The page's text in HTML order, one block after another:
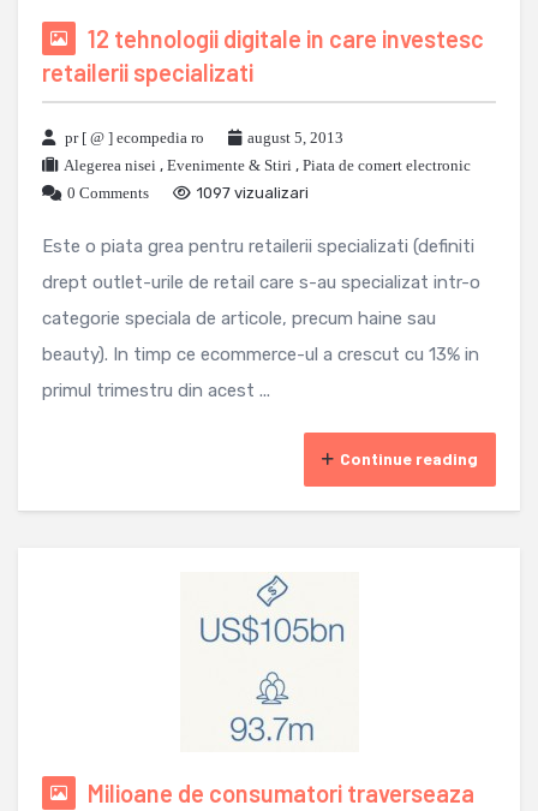
12 tehnologii digitale in care investesc
retailerii specializati
pr [ @ ] ecompedia ro
august 5, 2013
Alegerea nisei , Evenimente & Stiri , Piata de comert electronic
0 Comments
1097 vizualizari
Este o piata grea pentru retailerii specializati (definiti
drept outlet-urile de retail care s-au specializat intr-o
categorie speciala de articole, precum haine sau
beauty). In timp ce ecommerce-ul a crescut cu 13% in
primul trimestru din acest ...
Continue reading
Milioane de consumatori traverseaza